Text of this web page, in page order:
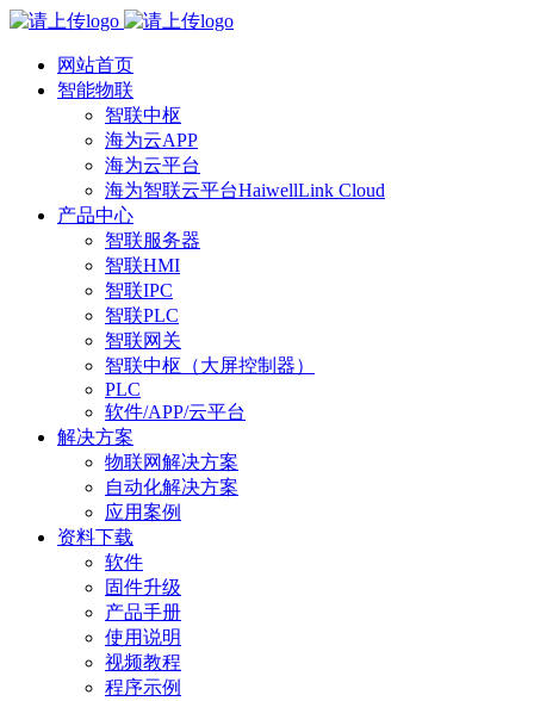
网站首页
智能物联
智联中枢
海为云APP
海为云平台
海为智联云平台HaiwellLink Cloud
产品中心
智联服务器
智联HMI
智联IPC
智联PLC
智联网关
智联中枢（大屏控制器）
PLC
软件/APP/云平台
解决方案
物联网解决方案
自动化解决方案
应用案例
资料下载
软件
固件升级
产品手册
使用说明
视频教程
程序示例